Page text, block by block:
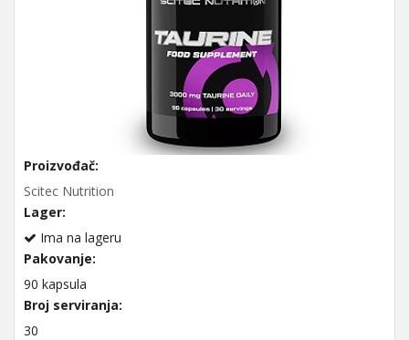
Proizvođač:
Scitec Nutrition
Lager:
Ima na lageru
Pakovanje:
90 kapsula
Broj serviranja:
30